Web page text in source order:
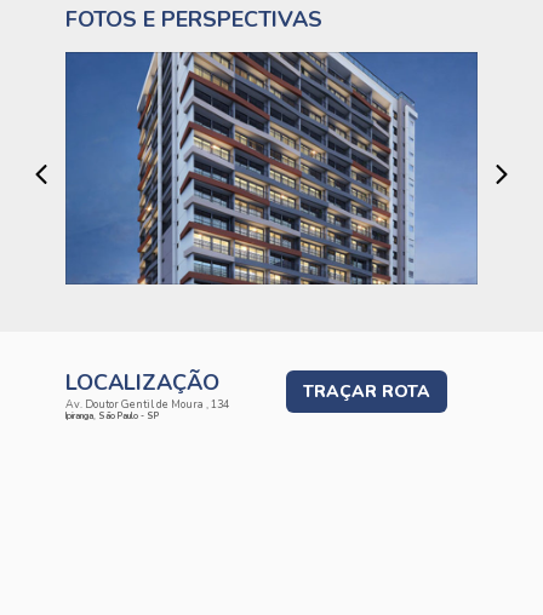
FOTOS E PERSPECTIVAS
LOCALIZAÇÃO
Av. Doutor Gentil de Moura , 134
Ipiranga, São Paulo - SP
TRAÇAR ROTA